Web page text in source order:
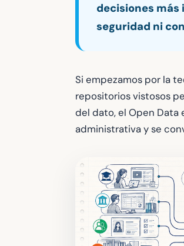
decisiones
seguridad ni
Si empezamos por la
repositorios vistosos
del dato, el Open Data
administrativa y se